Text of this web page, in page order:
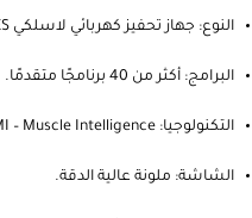
النوع: جهاز تحفيز كهربائي لاسلكي NMES.
البرامج: أكثر من 40 برنامجًا متقدمًا.
التكنولوجيا: MI – Muscle Intelligence.
الشاشة: ملونة عالية الدقة.